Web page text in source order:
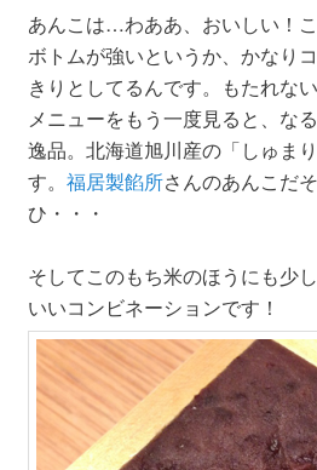
あんこは…わああ、おいしい！
ボトムが強いというか、かなり
きりとしてるんです。もたれない
メニューをもう一度見ると、な
逸品。北海道旭川産の「しゅま
す。 福居製餡所さんのあんこだ
ひ・・・
そしてこのもち米のほうにも少
いいコンビネーションです！